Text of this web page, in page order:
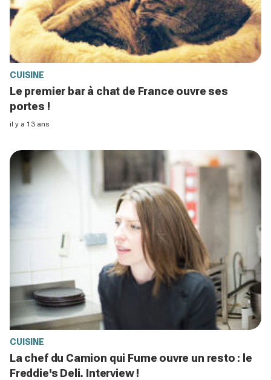
CUISINE
Le premier bar à chat de France ouvre ses
portes !
il y a 13 ans
CUISINE
La chef du Camion qui Fume ouvre un resto : le
Freddie's Deli. Interview !